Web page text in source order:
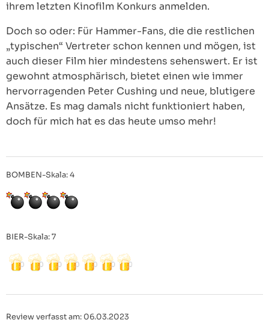
ihrem letzten Kinofilm Konkurs anmelden.
Doch so oder: Für Hammer-Fans, die die restlichen
„typischen“ Vertreter schon kennen und mögen, ist
auch dieser Film hier mindestens sehenswert. Er ist
gewohnt atmosphärisch, bietet einen wie immer
hervorragenden Peter Cushing und neue, blutigere
Ansätze. Es mag damals nicht funktioniert haben,
doch für mich hat es das heute umso mehr!
BOMBEN-Skala: 4
BIER-Skala: 7
Review verfasst am: 06.03.2023